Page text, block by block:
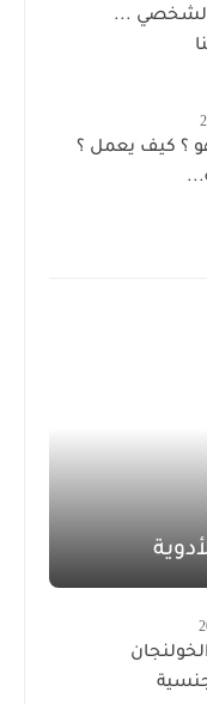
الشخصي ...
؟ كيف يعمل ؟